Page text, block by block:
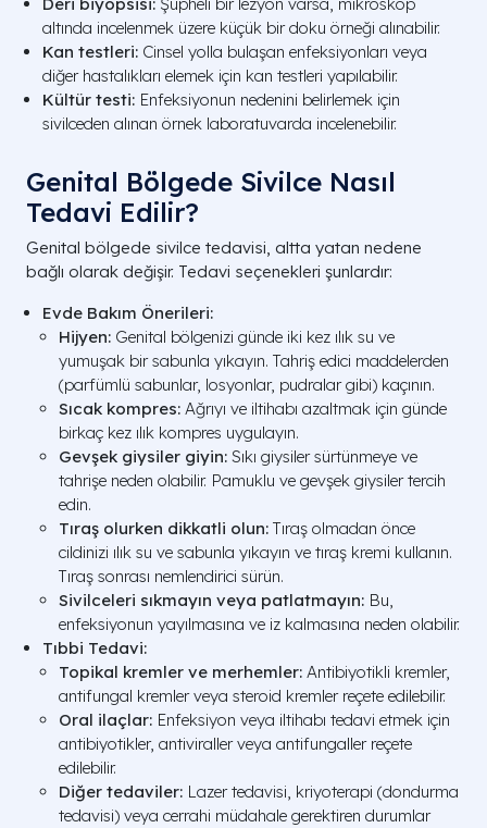
altında incelenmek üzere küçük bir doku örneği alınabilir.
Kan testleri: Cinsel yolla bulaşan enfeksiyonları veya
diğer hastalıkları elemek için kan testleri yapılabilir.
Kültür testi: Enfeksiyonun nedenini belirlemek için
sivilceden alınan örnek laboratuvarda incelenebilir.
Genital Bölgede Sivilce Nasıl
Tedavi Edilir?
Genital bölgede sivilce tedavisi, altta yatan nedene
bağlı olarak değişir. Tedavi seçenekleri şunlardır:
Evde Bakım Önerileri:
Hijyen: Genital bölgenizi günde iki kez ılık su ve
yumuşak bir sabunla yıkayın. Tahriş edici maddelerden
(parfümlü sabunlar, losyonlar, pudralar gibi) kaçının.
Sıcak kompres: Ağrıyı ve iltihabı azaltmak için günde
birkaç kez ılık kompres uygulayın.
Gevşek giysiler giyin: Sıkı giysiler sürtünmeye ve
tahrişe neden olabilir. Pamuklu ve gevşek giysiler tercih
edin.
Tıraş olurken dikkatli olun: Tıraş olmadan önce
cildinizi ılık su ve sabunla yıkayın ve tıraş kremi kullanın.
Tıraş sonrası nemlendirici sürün.
Sivilceleri sıkmayın veya patlatmayın: Bu,
enfeksiyonun yayılmasına ve iz kalmasına neden olabilir.
Tıbbi Tedavi:
Topikal kremler ve merhemler: Antibiyotikli kremler,
antifungal kremler veya steroid kremler reçete edilebilir.
Oral ilaçlar: Enfeksiyon veya iltihabı tedavi etmek için
antibiyotikler, antiviraller veya antifungaller reçete
edilebilir.
Diğer tedaviler: Lazer tedavisi, kriyoterapi (dondurma
tedavisi) veya cerrahi müdahale gerektiren durumlar